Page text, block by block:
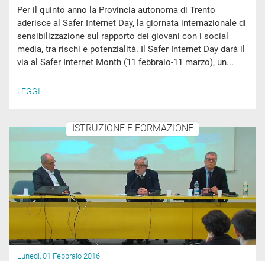
Per il quinto anno la Provincia autonoma di Trento
aderisce al Safer Internet Day, la giornata internazionale di
sensibilizzazione sul rapporto dei giovani con i social
media, tra rischi e potenzialità. Il Safer Internet Day darà il
via al Safer Internet Month (11 febbraio-11 marzo), un...
LEGGI
ISTRUZIONE E FORMAZIONE
Lunedì, 01 Febbraio 2016